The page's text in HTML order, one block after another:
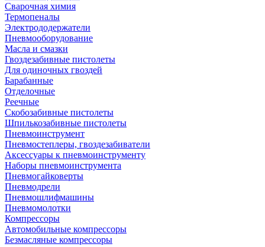
Сварочная химия
Термопеналы
Электрододержатели
Пневмооборудование
Масла и смазки
Гвоздезабивные пистолеты
Для одиночных гвоздей
Барабанные
Отделочные
Реечные
Скобозабивные пистолеты
Шпилькозабивные пистолеты
Пневмоинструмент
Пневмостеплеры, гвоздезабиватели
Аксессуары к пневмоинструменту
Наборы пневмоинструмента
Пневмогайковерты
Пневмодрели
Пневмошлифмашины
Пневмомолотки
Компрессоры
Автомобильные компрессоры
Безмасляные компрессоры